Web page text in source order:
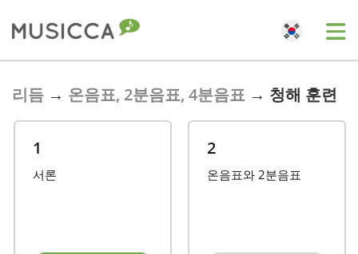
리듬 → 온음표, 2분음표, 4분음표 → 청해 훈련
1
서론
2
온음표와 2분음표